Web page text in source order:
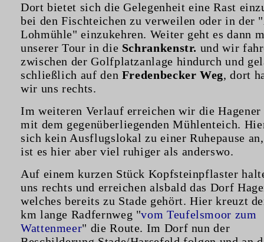
Dort bietet sich die Gelegenheit eine Rast
bei den Fischteichen zu verweilen oder in der
Lohmühle" einzukehren. Weiter geht es dann
unserer Tour in die Schrankenstr. und wir
zwischen der Golfplatzanlage hindurch und
schließlich auf den Fredenbecker Weg, dort
wir uns rechts.
Im weiteren Verlauf erreichen wir die
mit dem gegenüberliegenden Mühlenteich.
sich kein Ausflugslokal zu einer Ruhepause
ist es hier aber viel ruhiger als anderswo.
Auf einem kurzen Stück Kopfsteinpflaster
uns rechts und erreichen alsbald das Dorf
welches bereits zu Stade gehört. Hier kreuzt
km lange Radfernweg "vom Teufelsmoor zum
Wattenmeer" die Route. Im Dorf nun der